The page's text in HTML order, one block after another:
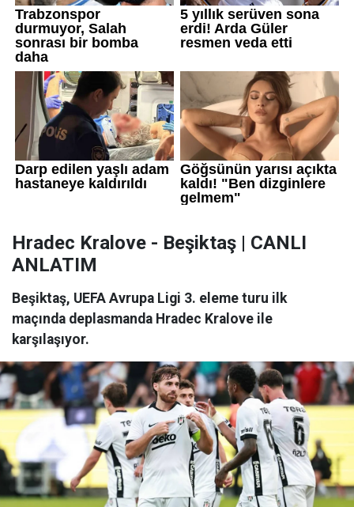
Hradec Kralove - Beşiktaş | CANLI
ANLATIM
Beşiktaş, UEFA Avrupa Ligi 3. eleme turu ilk
maçında deplasmanda Hradec Kralove ile
karşılaşıyor.